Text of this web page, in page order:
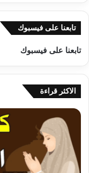
تابعنا على فيسبوك
تابعنا على فيسبوك
الاكثر قراءة